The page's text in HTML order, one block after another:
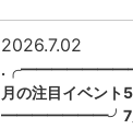
2026.7.02
月の注目イベ
━━━━━━━╯7月